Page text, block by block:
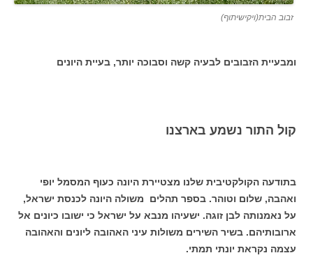
זבוב הבית(ויקישיתוף)
ומבעיית הזבובים לבעיה קשה וסבוכה יותר, בעיית היונים
קול התור נשמע בארצנו
בתודעה הקולקטיבית שלנו מצטיירת היונה כעוף המסמל יופי
ואהבה, שלום וטוהר. בספר תהלים משולה היונה לכנסת ישראל,
על נאמנותה לבן זוגה. ישעיהו מנבא על ישראל כי ישובו כיונים אל
ארובותיהם. בשיר השירים משולות עיני האהובה ליונים והאהובה
עצמה נקראת יונתי תמתי.